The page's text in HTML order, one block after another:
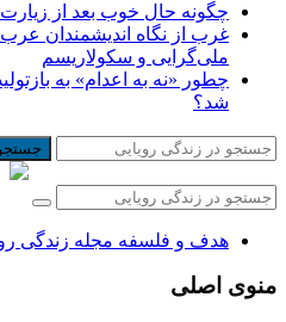
چگونه حال خوب بعد از زیارت
غرب از نگاه اندیشمندان
ملی‌گرایی و سکولاریسم
چطور «نه به اعدام» به
شد؟
هدف و فلسفه مجله زندگی
منوی اصلی